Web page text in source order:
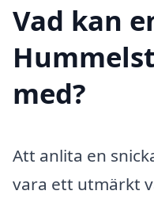
Vad kan
med?
Att anlita en
vara ett utmärkt